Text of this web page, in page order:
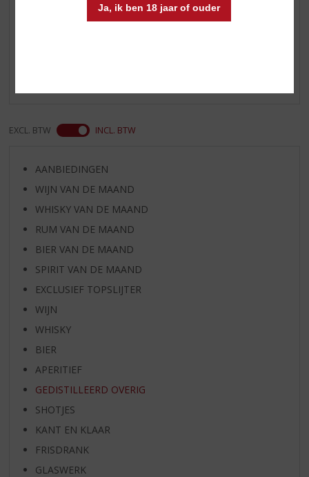
Ja, ik ben 18 jaar of ouder
Reviews
EXCL. BTW INCL. BTW
AANBIEDINGEN
WIJN VAN DE MAAND
WHISKY VAN DE MAAND
RUM VAN DE MAAND
BIER VAN DE MAAND
SPIRIT VAN DE MAAND
EXCLUSIEF TOPSLIJTER
WIJN
WHISKY
BIER
APERITIEF
GEDISTILLEERD OVERIG
SHOTJES
KANT EN KLAAR
FRISDRANK
GLASWERK